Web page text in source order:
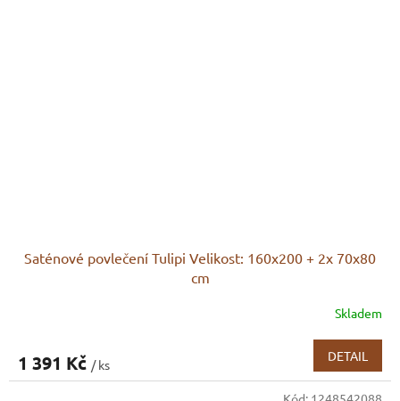
Saténové povlečení Tulipi Velikost: 160x200 + 2x 70x80
cm
Skladem
1 391 Kč / ks
DETAIL